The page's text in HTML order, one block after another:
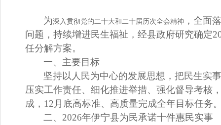
为深入贯彻党的二十大和二十届历次全会精神 ，全面
问题，持续增进民生福祉，经县政府研究确定
任分解方案。
一、主要目标
坚持以人民为中心的发展思想，把民生实
压实工作责任、细化推进举措、强化督导考核
成， 12 月底高标准、高质量完成全年目标任务
二、 2026年伊宁县为民承诺十件惠民实事